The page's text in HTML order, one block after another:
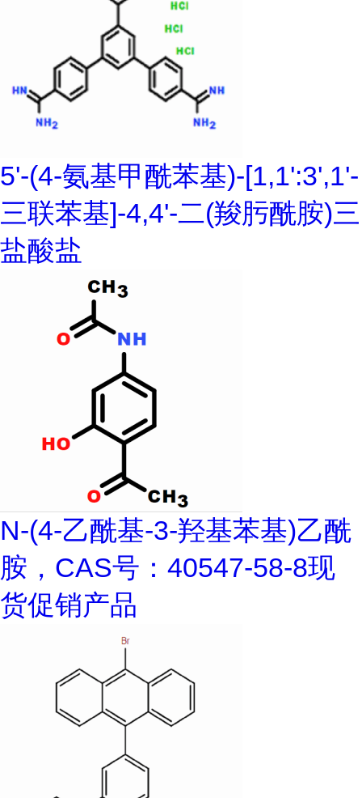
5'-(4-氨基甲酰苯基)-[1,1':3',1'-
三联苯基]-4,4'-二(羧肟酰胺)三
盐酸盐
N-(4-乙酰基-3-羟基苯基)乙酰
胺，CAS号：40547-58-8现
货促销产品